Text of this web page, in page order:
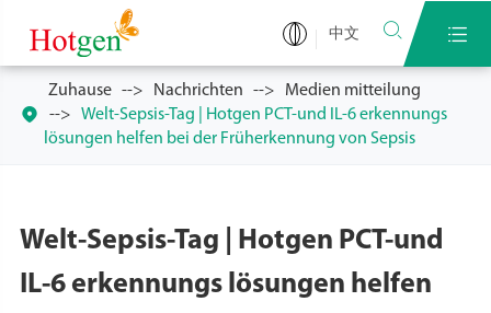
中文  

Zuhause Nachrichten
Medien mitteilung
Welt-Sepsis-Tag | Hotgen PCT-und IL-6 erkennungs
lösungen helfen bei der Früherkennung von Sepsis
Welt-Sepsis-Tag | Hotgen PCT-und
IL-6 erkennungs lösungen helfen